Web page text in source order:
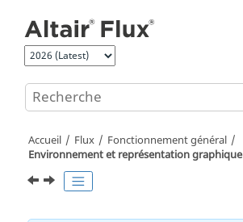
Accueil Flux
Fonctionnement général
Environnement et représentation graphique